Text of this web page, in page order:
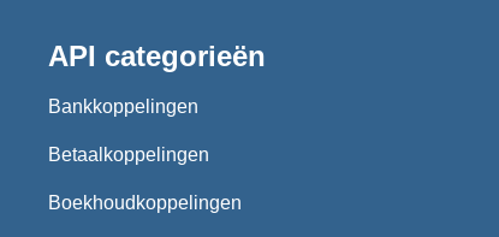
API categorieën
Bankkoppelingen
Betaalkoppelingen
Boekhoudkoppelingen